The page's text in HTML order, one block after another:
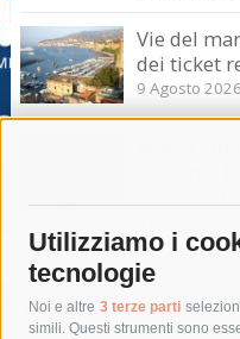
Utilizziamo i
tecnologie
Noi e altre 3 terze parti
simili. Questi strumenti sono
Vie del
dei ticket
9 Agosto 2026
Massa
nell’Amp
Tag